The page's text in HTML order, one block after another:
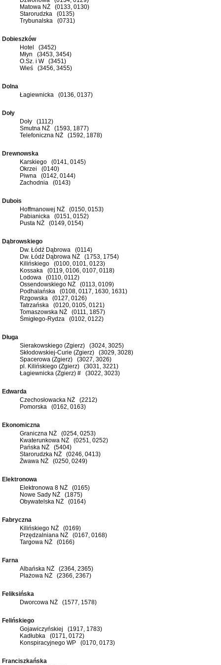
Matowa NŻ (0133, 0130)
Starorudzka (0135)
Trybunalska (0731)
Dobieszków
Hotel (3452)
Młyn (3453, 3454)
O.Sz. i W (3451)
Wieś (3456, 3455)
Dolna
Łagiewnicka (0136, 0137)
Doły
Doły (1112)
Smutna NŻ (1593, 1877)
Telefoniczna NŻ (1592, 1878)
Drewnowska
Karskiego (0141, 0145)
Okrzei (0140)
Piwna (0142, 0144)
Zachodnia (0143)
Dubois
Hoffmanowej NŻ (0150, 0153)
Pabianicka (0151, 0152)
Pusta NŻ (0149, 0154)
Dąbrowskiego
Dw. Łódź Dąbrowa (0114)
Dw. Łódź Dąbrowa NŻ (1753, 1754)
Kilińskiego (0100, 0101, 0123)
Kossaka (0119, 0106, 0107, 0118)
Lodowa (0110, 0112)
Ossendowskiego NŻ (0113, 0109)
Podhalańska (0108, 0117, 1630, 1631)
Rzgowska (0127, 0126)
Tatrzańska (0120, 0105, 0121)
Tomaszowska NŻ (0111, 1857)
Śmigłego-Rydza (0102, 0122)
Długa
Sierakowskiego (Zgierz) (3024, 3025)
Skłodowskiej-Curie (Zgierz) (3029, 3028)
Spacerowa (Zgierz) (3027, 3026)
pl. Kilińskiego (Zgierz) (3031, 3221)
Łagiewnicka (Zgierz) # (3022, 3023)
Edwarda
Czechosłowacka NŻ (2212)
Pomorska (0162, 0163)
Ekonomiczna
Graniczna NŻ (0254, 0253)
Kwaterunkowa NŻ (0251, 0252)
Pańska NŻ (5404)
Starorudzka NŻ (0246, 0413)
Żwawa NŻ (0250, 0249)
Elektronowa
Elektronowa 8 NŻ (0165)
Nowe Sady NŻ (1875)
Obywatelska NŻ (0164)
Fabryczna
Kilińskiego NŻ (0169)
Przędzalniana NŻ (0167, 0168)
Targowa NŻ (0166)
Farna
Albańska NŻ (2364, 2365)
Plażowa NŻ (2366, 2367)
Feliksińska
Dworcowa NŻ (1577, 1578)
Felińskiego
Gojawiczyńskiej (1917, 1783)
Kadłubka (0171, 0172)
Konspiracyjnego WP (0170, 0173)
Franciszkańska